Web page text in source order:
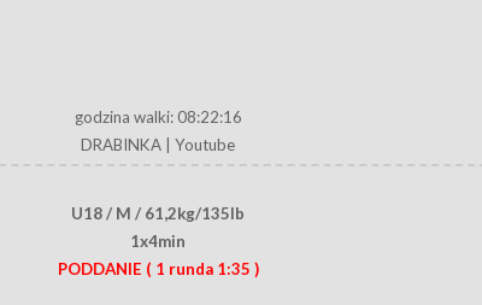
godzina walki: 08:22:16
DRABINKA
Youtube
U18 / M / 61,2kg/135lb
1x4min
PODDANIE ( 1 runda 1:35 )